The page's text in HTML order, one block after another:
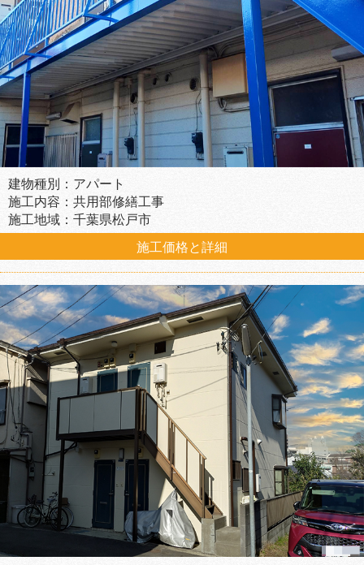
建物種別：アパート
施工内容：共用部修繕工事
施工地域：千葉県松戸市
施工価格と詳細